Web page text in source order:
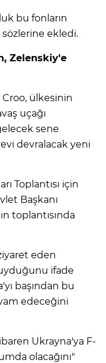
bu fonların
sözlerine ekledi.
Zelenskiy'e
Croo, ülkesinin
uçağı
sene
devralacak yeni
Toplantısı için
Başkanı
toplantısında
eden
ifade
başından bu
edeceğini
Ukrayna'ya F-
olacağını"